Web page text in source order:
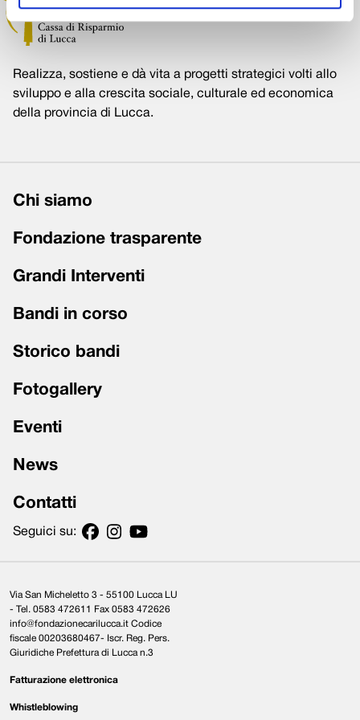
Realizza, sostiene e dà vita a progetti strategici volti allo
sviluppo e alla crescita sociale, culturale ed economica
della provincia di Lucca.
Chi siamo
Fondazione trasparente
Grandi Interventi
Bandi in corso
Storico bandi
Fotogallery
Eventi
News
Contatti
Seguici su:
Via San Micheletto 3 - 55100 Lucca LU
- Tel. 0583 472611 Fax 0583 472626
info@fondazionecarilucca.it Codice
fiscale 00203680467- Iscr. Reg. Pers.
Giuridiche Prefettura di Lucca n.3
Fatturazione elettronica
Whistleblowing